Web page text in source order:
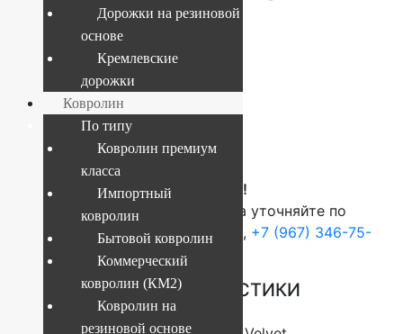
Текущий размер:0.6x0.8 м
Артикул:4841227901222
ВНИМАНИЕ!
О наличие и стоимости товара уточняйте по
телефонам:+7 (812) 377-09-32 , +7 (967) 346-75-
ОСНОВНЫЕ ХАРАКТЕРИСТИКИ
Дорожки на резиновой
основе
Кремлевские
дорожки
Ковролин
По типу
Ковролин премиум
класса
Импортный
ковролин
Бытовой ковролин
Коммерческий
ковролин (КМ2)
Ковролин на
резиновой основе